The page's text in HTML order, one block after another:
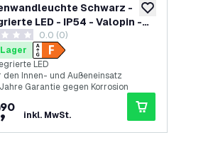
zur
Schwarz -
LED - IP54 - Valopin -
Garantie
0.0 (0)
LED
den Innen- und Außeneinsatz
Garantie gegen Korrosion
,
90
inkl. MwSt.